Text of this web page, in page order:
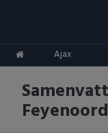
Ajax
ADO Den Haag
Ajax
AZ
Competities
Eredivisie
Keuken
Oranje